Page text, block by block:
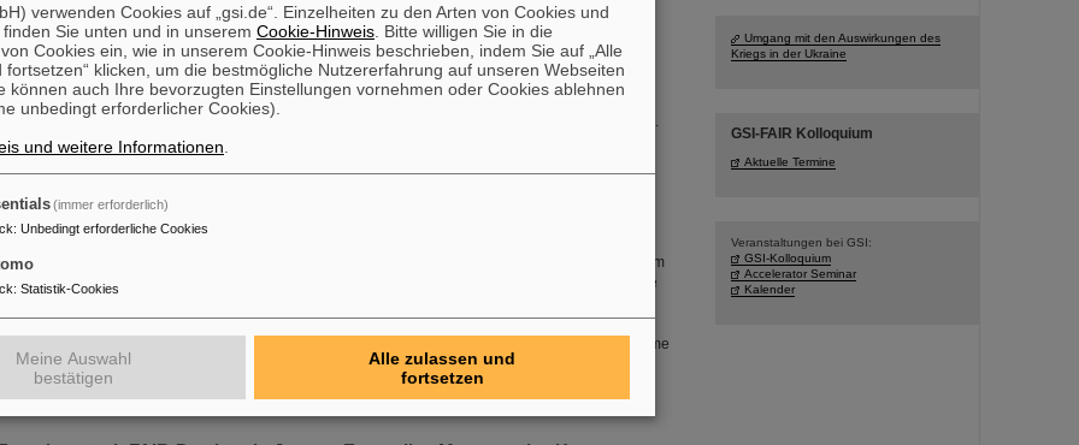
an PANDA
Der außer Dienst gestellte Outer Tracker des LHCb-Experiments am CERN brach zu einer
einwöchigen Reise zu FAIR in Darmstadt, Deutschland, auf. Dort wird er durch das PANDA-
Experiment genutzt werden, um zu untersuchen, wie subatomare Teilchen Materie aufbauen.
Mehr »
ihren Platz bringen bei GSI/FAIR mit RI.Logistica
GSI und FAIR sind neues Mitglied der gemeinnützigen Organisation RI.Logistica, die sich zum
Ziel gesetzt hat, durch die Bereitstellung von Werkzeugen, Infrastruktur und Standards für die
bestehenden GSI-Beschleuniger und -Experimente sowie der Bau, die Installation und die
Inbetriebnahme unserer künftigen FAIR-Forschungseinrichtungen stellen GSI/FAIR vor enorme
logistische Herausforderungen. Einige…
Mehr »
Umgang mit den Auswirkungen des
Kriegs in der Ukraine
GSI-FAIR Kolloquium
Aktuelle Termine
Veranstaltungen bei GSI:
GSI-Kolloquium
Accelerator Seminar
Kalender
verwenden Cookies auf „gsi.de“. Einzelheiten zu den Arten von Cookies und
Sie unten und in unserem Cookie-Hinweis . Bitte willigen Sie in die
Cookies ein, wie in unserem Cookie-Hinweis beschrieben, indem Sie auf „Alle
fortsetzen“ klicken, um die bestmögliche Nutzererfahrung auf unseren Webseiten
können auch Ihre bevorzugten Einstellungen vornehmen oder Cookies ablehnen
unbedingt erforderlicher Cookies).
und weitere Informationen
(immer erforderlich)
: Unbedingt erforderliche Cookies
: Statistik-Cookies
Meine Auswahl
bestätigen
Alle zulassen und
fortsetzen